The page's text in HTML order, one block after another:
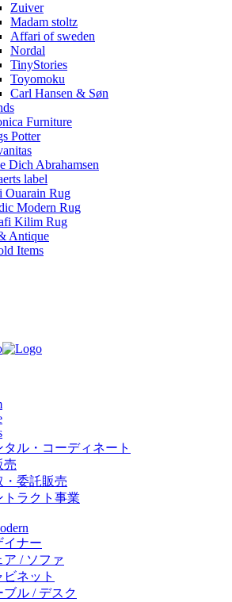
Zuiver
Madam stoltz
Affari of sweden
Nordal
TinyStories
Toyomoku
Carl Hansen & Søn
Furniture
Potter
Dich Abrahamsen
label
Ouarain Rug
Modern Rug
Kilim Rug
Antique
Items
タル・コーディネート
売
・委託販売
トラクト事業
イナー
ア / ソファ
ビネット
ブル / デスク